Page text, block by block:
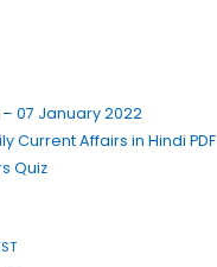
07 January 2022
Current Affairs in Hindi PDF
Quiz